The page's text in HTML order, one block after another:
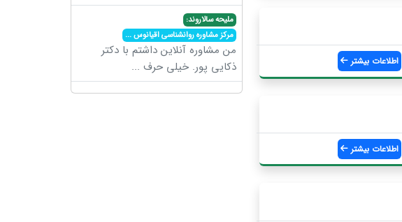
اطلاعات بیشتر
اطلاعات بیشتر
ملیحه سالاروند:
مرکز مشاوره روانشناسی اقیانوس...
من مشاوره آنلاین داشتم با دکتر
ذکایی پور. خیلی حرف ...